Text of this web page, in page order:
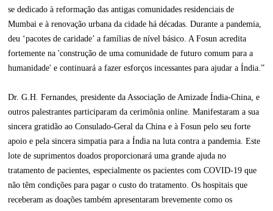
se dedicado à reformação das antigas comunidades residenciais de
Mumbai e à renovação urbana da cidade há décadas. Durante a pandemia,
deu ‘pacotes de caridade’ a famílias de nível básico. A Fosun acredita
fortemente na 'construção de uma comunidade de futuro comum para a
humanidade' e continuará a fazer esforços incessantes para ajudar a Índia.”
Dr. G.H. Fernandes, presidente da Associação de Amizade Índia-China, e
outros palestrantes participaram da cerimônia online. Manifestaram a sua
sincera gratidão ao Consulado-Geral da China e à Fosun pelo seu forte
apoio e pela sincera simpatia para a Índia na luta contra a pandemia. Este
lote de suprimentos doados proporcionará uma grande ajuda no
tratamento de pacientes, especialmente os pacientes com COVID-19 que
não têm condições para pagar o custo do tratamento. Os hospitais que
receberam as doações também apresentaram brevemente como os